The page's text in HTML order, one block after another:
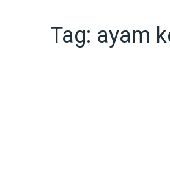
Tag: ayam